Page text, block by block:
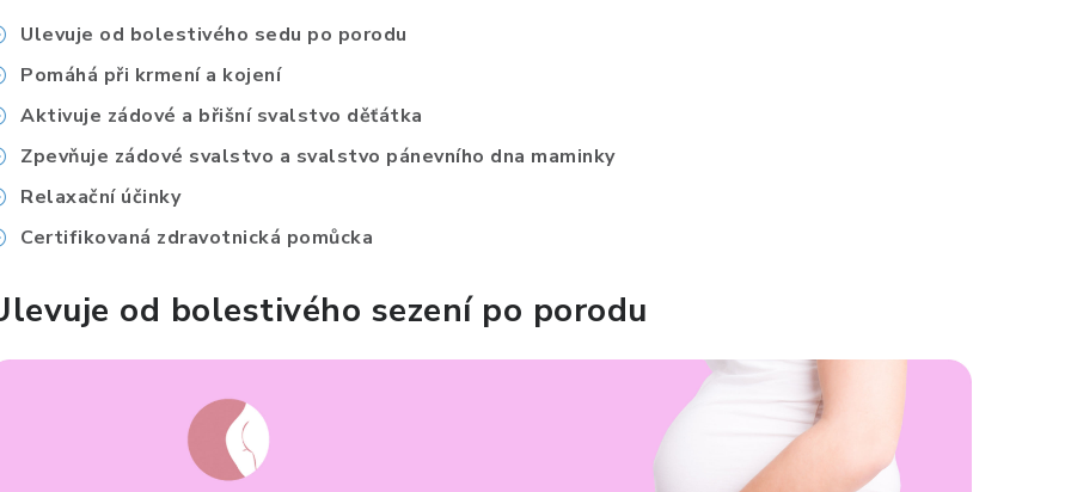
Ulevuje od bolestivého sedu po porodu
Pomáhá při krmení a kojení
Aktivuje zádové a břišní svalstvo děťátka
Zpevňuje zádové svalstvo a svalstvo pánevního dna maminky
Relaxační účinky
Certifikovaná zdravotnická pomůcka
od bolestivého sezení po porodu